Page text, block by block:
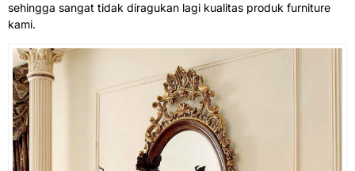
sehingga sangat tidak diragukan lagi kualitas produk furniture
kami.